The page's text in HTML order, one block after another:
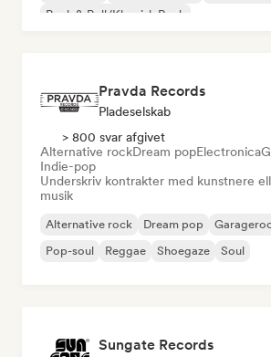
Rock & Roll/Klassisk Rock
Pravda Records
Pladeselskab
> 800 svar afgivet
Alternative rockDream popElectronica
Indie-pop
Underskriv kontrakter med kunstnere
musik
Alternative rock Dream pop
Pop-soul
Reggae Shoegaze Soul
Sungate Records